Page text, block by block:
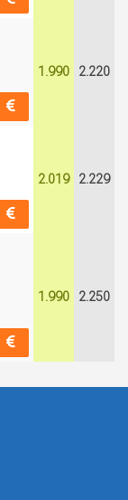
1.990 2.220
2.019 2.229
1.990 2.250